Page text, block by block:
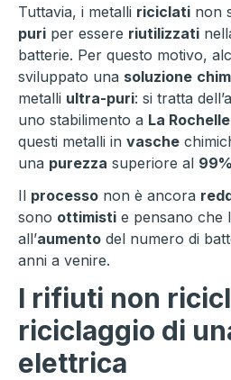
Tuttavia, i metalli riciclati non
puri per essere riutilizzati
batterie. Per questo motivo,
sviluppato una soluzione
metalli ultra-puri: si tratta
uno stabilimento a La Rochelle
questi metalli in vasche
una purezza superiore al 99%
Il processo non è ancora
sono ottimisti e pensano che
all’aumento del numero di
anni a venire.
I rifiuti non
riciclaggio di
elettrica